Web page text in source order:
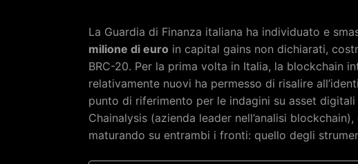
La Guardia di Finanza italiana ha individuato e
milione di euro in capital gains non dichiarati,
BRC-20. Per la prima volta in Italia, la blockchain
relativamente nuovi ha permesso di risalire
punto di riferimento per le indagini su asset
Chainalysis (azienda leader nell’analisi
maturando su entrambi i fronti: quello degli